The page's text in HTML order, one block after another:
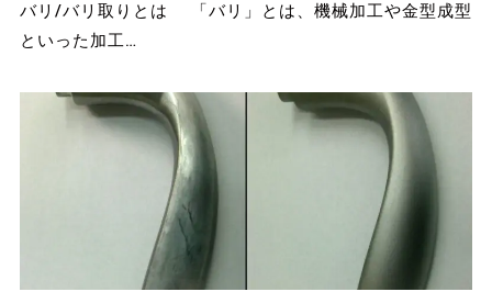
バリ/バリ取りとは 「バリ」とは、機械加工や金型成型
といった加工…